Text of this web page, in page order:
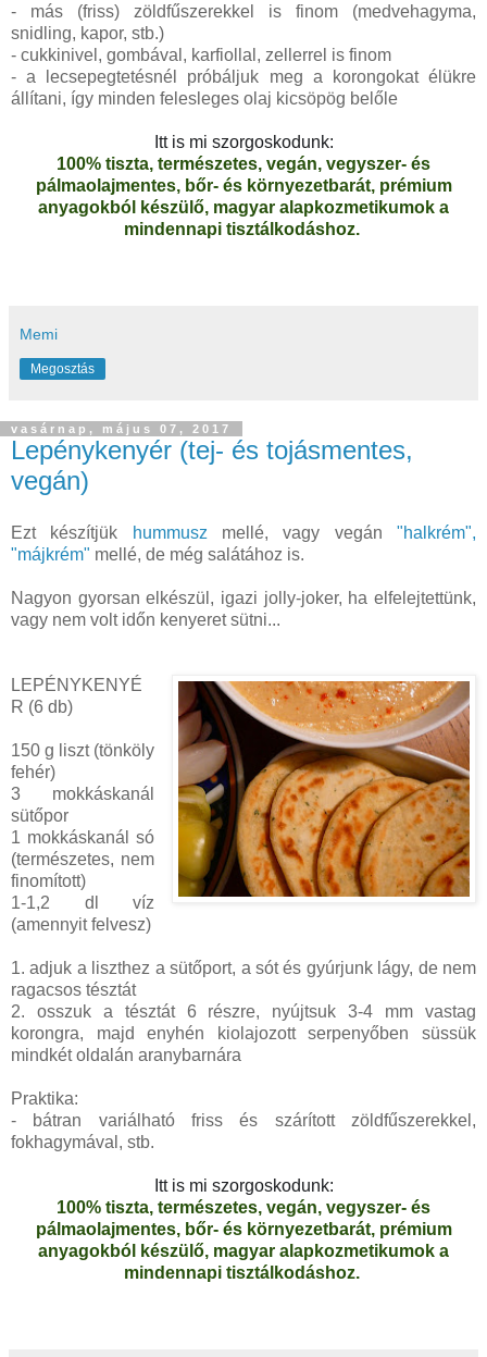
- más (friss) zöldfűszerekkel is finom (medvehagyma,
snidling, kapor, stb.)
- cukkinivel, gombával, karfiollal, zellerrel is finom
- a lecsepegtetésnél próbáljuk meg a korongokat élükre
állítani, így minden felesleges olaj kicsöpög belőle
Itt is mi szorgoskodunk:
100% tiszta, természetes, vegán, vegyszer- és
pálmaolajmentes, bőr- és környezetbarát, prémium
anyagokból készülő, magyar alapkozmetikumok a
mindennapi tisztálkodáshoz.
Memi
Megosztás
vasárnap, május 07, 2017
Lepénykenyér (tej- és tojásmentes,
vegán)
Ezt készítjük hummusz mellé, vagy vegán"halkrém",
"májkrém" mellé, de még salátához is.
Nagyon gyorsan elkészül, igazi jolly-joker, ha elfelejtettünk,
vagy nem volt időn kenyeret sütni...
LEPÉNYKENYÉ
R (6 db)
150 g liszt (tönköly
fehér)
3 mokkáskanál
sütőpor
1 mokkáskanál só
(természetes, nem
finomított)
1-1,2 dl víz
(amennyit felvesz)
1. adjuk a liszthez a sütőport, a sót és gyúrjunk lágy, de nem
ragacsos tésztát
2. osszuk a tésztát 6 részre, nyújtsuk 3-4 mm vastag
korongra, majd enyhén kiolajozott serpenyőben süssük
mindkét oldalán aranybarnára
Praktika:
- bátran variálható friss és szárított zöldfűszerekkel,
fokhagymával, stb.
Itt is mi szorgoskodunk:
100% tiszta, természetes, vegán, vegyszer- és
pálmaolajmentes, bőr- és környezetbarát, prémium
anyagokból készülő, magyar alapkozmetikumok a
mindennapi tisztálkodáshoz.